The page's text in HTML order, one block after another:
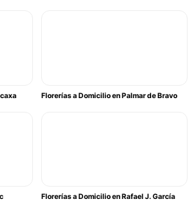
Florerías a Domicilio en Palmar de Bravo
Florerías a Domicilio en Rafael J. García